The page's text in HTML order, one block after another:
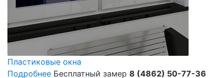
Пластиковые окна
Подробнее Бесплатный замер 8 (4862) 50-77-36